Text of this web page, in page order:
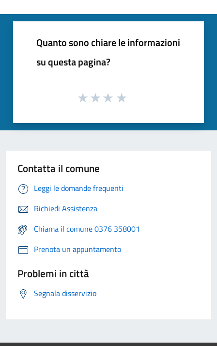
Quanto sono chiare le informazioni
su questa pagina?
Contatta il comune
Leggi le domande frequenti
Richiedi Assistenza
Chiama il comune 0376 358001
Prenota un appuntamento
Problemi in città
Segnala disservizio